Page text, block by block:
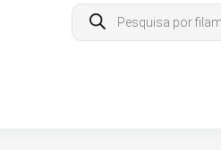
Products
search